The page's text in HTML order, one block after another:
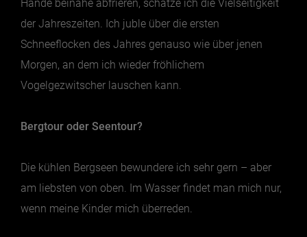
Hotel & Reise
Archiv
BEITRÄGE NACH MONAT
Februar
März
April
Hände beinahe abfrieren, schätze ich die Vielseitigkeit
der Jahreszeiten. Ich juble über die ersten
Schneeflocken des Jahres genauso wie über jenen
Morgen, an dem ich wieder fröhlichem
Vogelgezwitscher lauschen kann.
Bergtour oder Seentour?
Die kühlen Bergseen bewundere ich sehr gern – aber
am liebsten von oben. Im Wasser findet man mich nur,
wenn meine Kinder mich überreden.